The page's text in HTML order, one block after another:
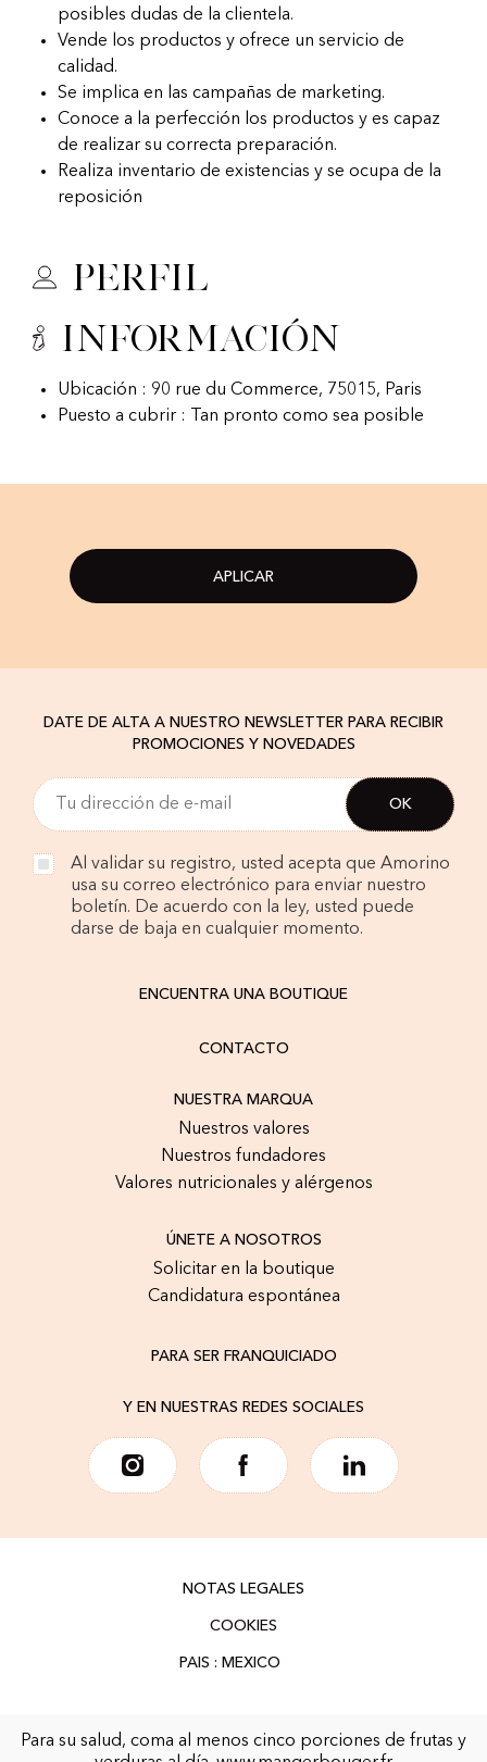
posibles dudas de la clientela.
Vende los productos y ofrece un servicio de
calidad.
Se implica en las campañas de marketing.
Conoce a la perfección los productos y es capaz
de realizar su correcta preparación.
Realiza inventario de existencias y se ocupa de la
reposición
Perfil
Información
Ubicación : 90 rue du Commerce, 75015, Paris
Puesto a cubrir : Tan pronto como sea posible
APLICAR
DATE DE ALTA A NUESTRO NEWSLETTER PARA RECIBIR
PROMOCIONES Y NOVEDADES
Al validar su registro, usted acepta que Amorino
usa su correo electrónico para enviar nuestro
boletín. De acuerdo con la ley, usted puede
darse de baja en cualquier momento.
ENCUENTRA UNA BOUTIQUE
CONTACTO
NUESTRA MARQUA
Nuestros valores
Nuestros fundadores
Valores nutricionales y alérgenos
ÚNETE A NOSOTROS
Solicitar en la boutique
Candidatura espontánea
PARA SER FRANQUICIADO
Y EN NUESTRAS REDES SOCIALES
NOTAS LEGALES
COOKIES
Para su salud, coma al menos cinco porciones de frutas y